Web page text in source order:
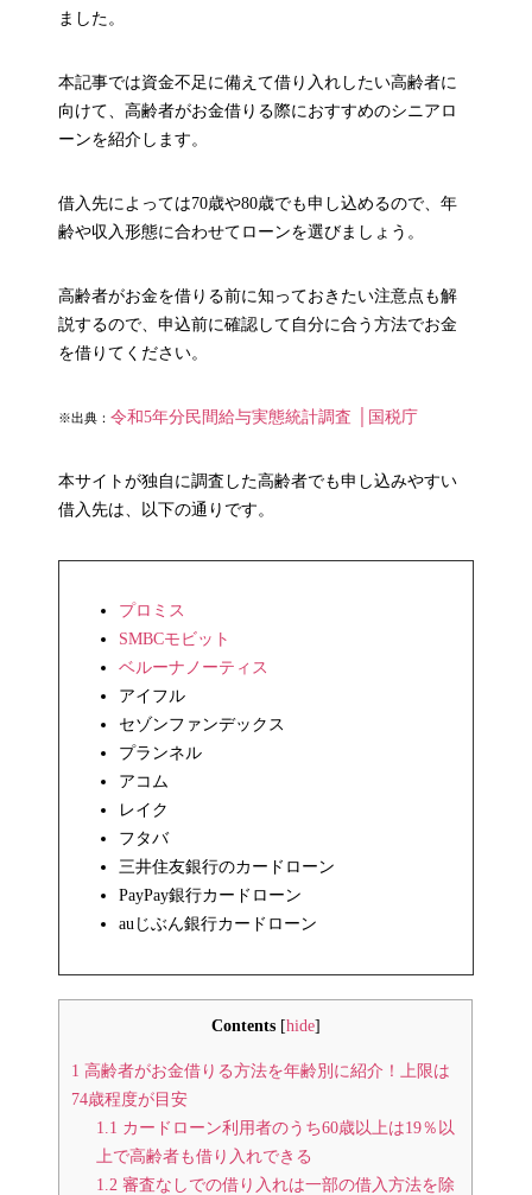
ました。
本記事では資金不足に備えて借り入れしたい高齢者に
向けて、高齢者がお金借りる際におすすめのシニアロ
ーンを紹介します。
借入先によっては70歳や80歳でも申し込めるので、年
齢や収入形態に合わせてローンを選びましょう。
高齢者がお金を借りる前に知っておきたい注意点も解
説するので、申込前に確認して自分に合う方法でお金
を借りてください。
※出典：令和5年分民間給与実態統計調査 │国税庁
本サイトが独自に調査した高齢者でも申し込みやすい
借入先は、以下の通りです。
プロミス
SMBCモビット
ベルーナノーティス
アイフル
セゾンファンデックス
プランネル
アコム
レイク
フタバ
三井住友銀行のカードローン
PayPay銀行カードローン
auじぶん銀行カードローン
Contents [hide]
1 高齢者がお金借りる方法を年齢別に紹介！上限は
74歳程度が目安
1.1 カードローン利用者のうち60歳以上は19％以
上で高齢者も借り入れできる
1.2 審査なしでの借り入れは一部の借入方法を除